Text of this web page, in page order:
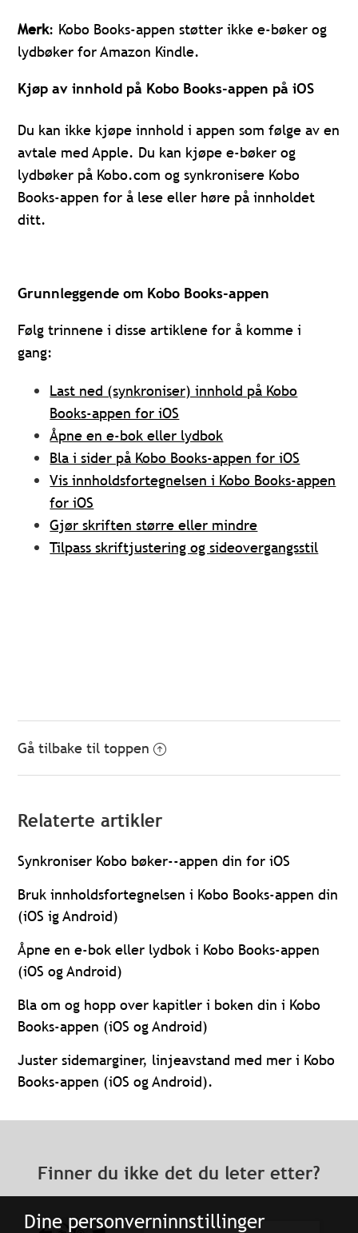
Dine personverninnstillinger
Merk: Kobo Books-appen støtter ikke e-bøker og
lydbøker for Amazon Kindle.
Kjøp av innhold på Kobo Books-appen på iOS
Du kan ikke kjøpe innhold i appen som følge av en
avtale med Apple. Du kan kjøpe e-bøker og
lydbøker på Kobo.com og synkronisere Kobo
Books-appen for å lese eller høre på innholdet
ditt.
Grunnleggende om Kobo Books-appen
Følg trinnene i disse artiklene for å komme i
gang:
Last ned (synkroniser) innhold på Kobo
Books-appen for iOS
Åpne en e-bok eller lydbok
Bla i sider på Kobo Books-appen for iOS
Vis innholdsfortegnelsen i Kobo Books-appen
for iOS
Gjør skriften større eller mindre
Tilpass skriftjustering og sideovergangsstil
Gå tilbake til toppen
Relaterte artikler
Synkroniser Kobo bøker--appen din for iOS
Bruk innholdsfortegnelsen i Kobo Books-appen din
(iOS ig Android)
Åpne en e-bok eller lydbok i Kobo Books-appen
(iOS og Android)
Bla om og hopp over kapitler i boken din i Kobo
Books-appen (iOS og Android)
Juster sidemarginer, linjeavstand med mer i Kobo
Books-appen (iOS og Android).
Finner du ikke det du leter etter?